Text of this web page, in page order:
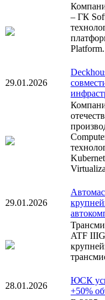
– ГК
Platform.
29.01.2026
29.01.2026
ATF
28.01.2026
ЮСК
+50%